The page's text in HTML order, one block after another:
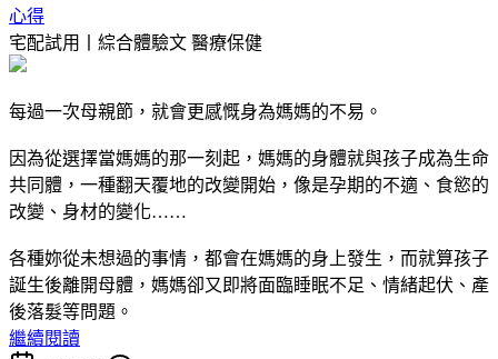
心得
宅配試用丨綜合體驗文 醫療保健
每過一次母親節，就會更感慨身為媽媽的不易。
因為從選擇當媽媽的那一刻起，媽媽的身體就與孩子成為生命
共同體，一種翻天覆地的改變開始，像是孕期的不適、食慾的
改變、身材的變化……
各種妳從未想過的事情，都會在媽媽的身上發生，而就算孩子
誕生後離開母體，媽媽卻又即將面臨睡眠不足、情緒起伏、產
後落髮等問題。
繼續閱讀